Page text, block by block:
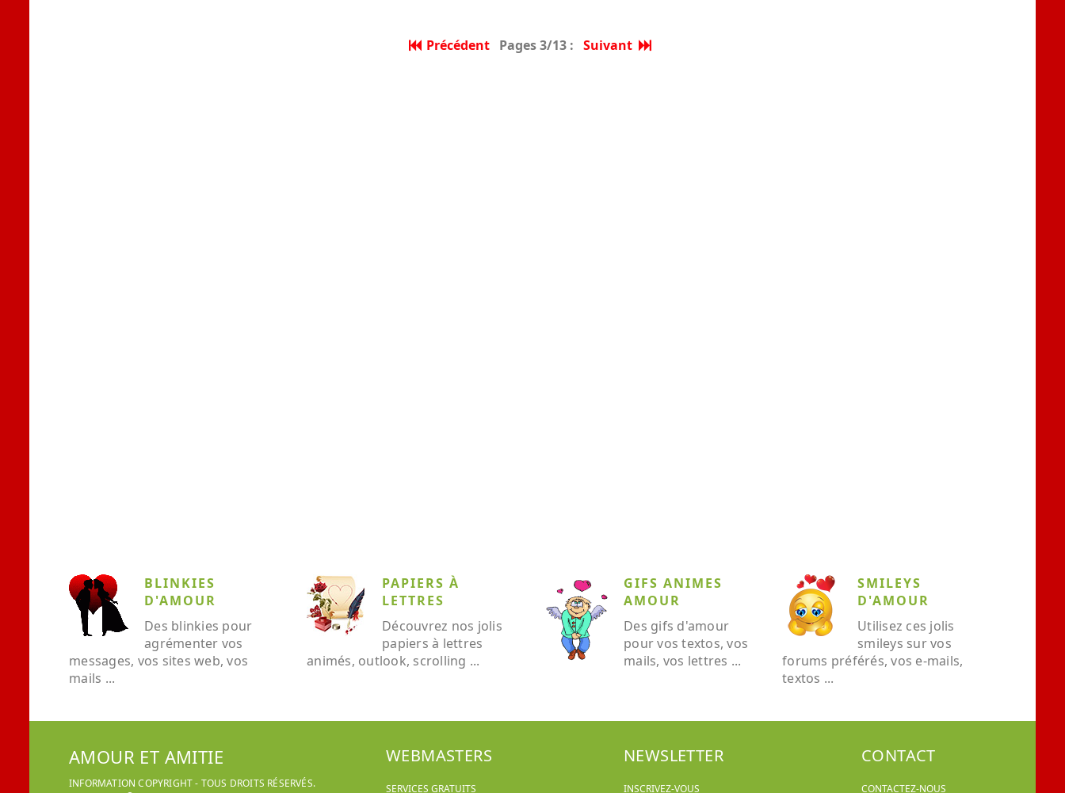
Précédent Pages 3/13 : Suivant
BLINKIES
D'AMOUR
Des blinkies pour
agrémenter vos
messages, vos sites web, vos
mails ...
PAPIERS À
LETTRES
Découvrez nos jolis
papiers à lettres
animés, outlook, scrolling ...
GIFS ANIMES
AMOUR
Des gifs d'amour
pour vos textos, vos
mails, vos lettres ...
SMILEYS
D'AMOUR
Utilisez ces jolis
smileys sur vos
forums préférés, vos e-mails,
textos ...
AMOUR ET AMITIE
INFORMATION COPYRIGHT - TOUS DROITS RÉSERVÉS.
WEBMASTERS
SERVICES GRATUITS
NEWSLETTER
INSCRIVEZ-VOUS
CONTACT
CONTACTEZ-NOUS